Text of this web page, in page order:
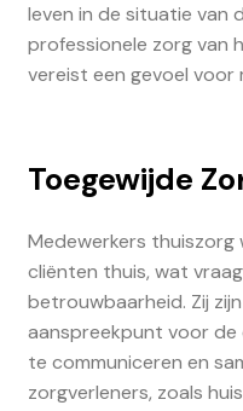
leven in de situatie van
professionele zorg van
vereist een gevoel
Toegewijde
Medewerkers thuiszorg
cliënten thuis, wat
betrouwbaarheid. Zij
aanspreekpunt voor de
te communiceren en
zorgverleners, zoals